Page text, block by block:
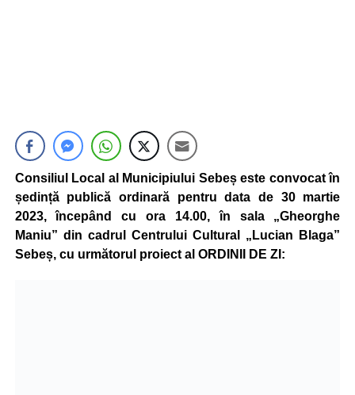
Consiliul Local al Municipiului Sebeș este convocat în
ședință publică ordinară pentru data de 30 martie
2023, începând cu ora 14.00, în sala „Gheorghe
Maniu” din cadrul Centrului Cultural „Lucian Blaga”
Sebeș, cu următorul proiect al ORDINII DE ZI: